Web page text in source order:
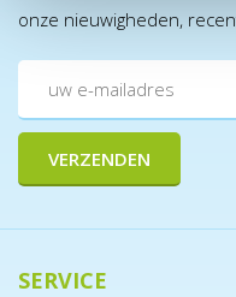
onze nieuwigheden,
SERVICE